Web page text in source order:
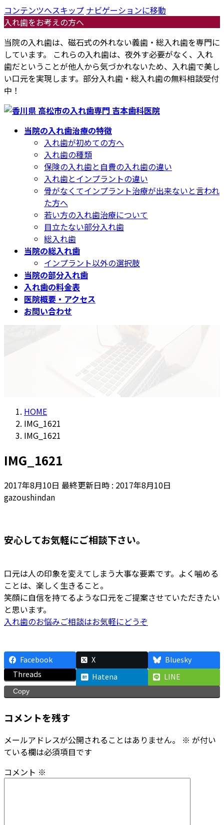
コンテンツへスキップ ナビゲーションに移動
入れ歯をお考えの方へ
当院の入れ歯は、磁石式の外れない義歯・総入れ歯を専門に
しています。 これらの入れ歯は、夜外す必要がなく、入れ
歯だということが他人から気づかれないため、入れ歯で美し
い口元を実現します。部分入れ歯・総入れ歯の無料相談受付
中！
当院の入れ歯治療の特徴
入れ歯が初めての方へ
入れ歯の種類
保険の入れ歯と自費の入れ歯の違い
入れ歯とインプラントの違い
骨がなくてインプラント治療が出来ないと言われ
た方へ
若い方の入れ歯治療について
目立たない部分入れ歯
総入れ歯
当院の総入れ歯
インプラント以外の選択肢
当院の部分入れ歯
入れ歯の料金表
医院概要・アクセス
お問い合わせ
HOME
IMG_1621
IMG_1621
IMG_1621
2017年8月10日 最終更新日時 : 2017年8月10日
gazoushindan
安心してお気軽にご相談下さい。
口元は人の印象を変えてしまう大事な要素です。よく噛める
ことは、楽しく生きること。
笑顔に自信を持てるような口元をご提案させていただきたい
と思います。
入れ歯のお悩みご相談はお気軽にどうぞ
Facebook X
Bluesky
Threads
Hatena LINE
Copy
コメントを残す
メールアドレスが公開されることはありません。 ※ が付い
ている欄は必須項目です
コメント ※